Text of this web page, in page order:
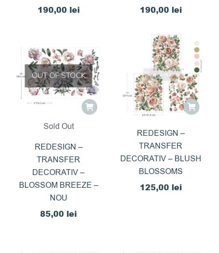
190,00 lei
190,00 lei
OUT OF STOCK
Sold Out
REDESIGN –
TRANSFER
DECORATIV –
BLOSSOM BREEZE –
NOU
85,00 lei
REDESIGN –
TRANSFER
DECORATIV – BLUSH
BLOSSOMS
125,00 lei